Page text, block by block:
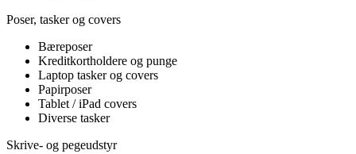
Poser, tasker og covers
Bæreposer
Kreditkortholdere og punge
Laptop tasker og covers
Papirposer
Tablet / iPad covers
Diverse tasker
Skrive- og pegeudstyr